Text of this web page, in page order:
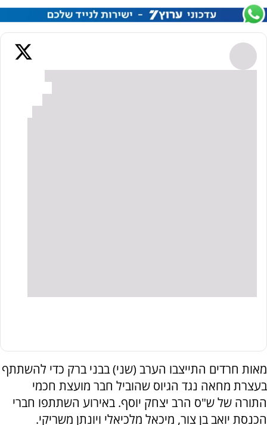
מאות חרדים התייצבו הערב (שני) בבני ברק כדי להשתתף
בעצרת מחאה נגד הגיוס שהוביל חבר מועצת חכמי
התורה של ש"ס הרב יצחק יוסף. באירוע השתתפו חברי
הכנסת יואב בן צור, מיכאל מלכיאלי ויונתן משריקי.